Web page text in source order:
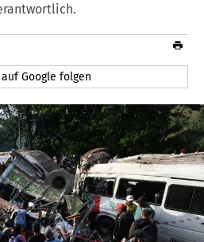
auf Google folgen